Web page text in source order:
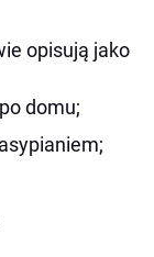
opisują jako
domu;